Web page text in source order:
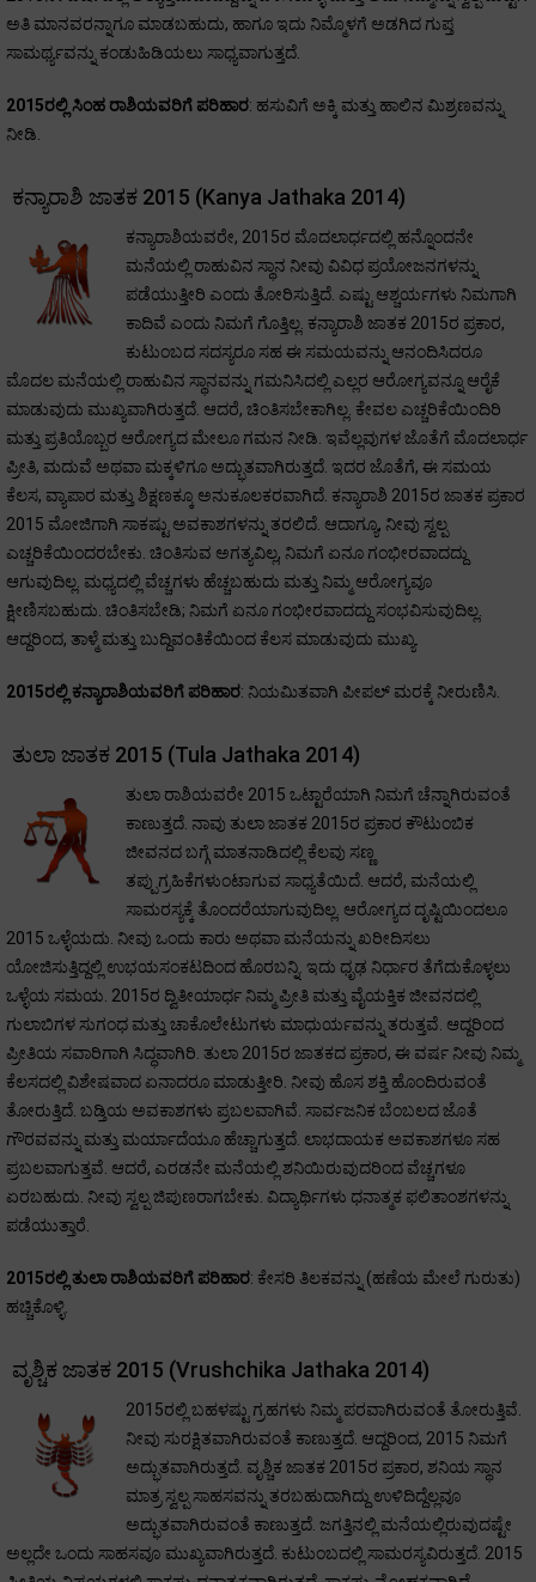
ಅತಿ ಮಾನವರನ್ನಾಗೂ ಮಾಡಬಹುದು, ಹಾಗೂ ಇದು ನಿಮ್ಮೊಳಗೆ ಅಡಗಿದ ಗುಪ್ತ
ಸಾಮರ್ಥ್ಯವನ್ನು ಕಂಡುಹಿಡಿಯಲು ಸಾಧ್ಯವಾಗುತ್ತದೆ.
2015ರಲ್ಲಿ ಸಿಂಹ ರಾಶಿಯವರಿಗೆ ಪರಿಹಾರ: ಹಸುವಿಗೆ ಅಕ್ಕಿ ಮತ್ತು ಹಾಲಿನ ಮಿಶ್ರಣವನ್ನು
ನೀಡಿ.
ಕನ್ಯಾರಾಶಿ ಜಾತಕ 2015 (Kanya Jathaka 2014)
ಕನ್ಯಾರಾಶಿಯವರೇ, 2015ರ ಮೊದಲಾರ್ಧದಲ್ಲಿ ಹನ್ನೊಂದನೇ
ಮನೆಯಲ್ಲಿ ರಾಹುವಿನ ಸ್ಥಾನ ನೀವು ವಿವಿಧ ಪ್ರಯೋಜನಗಳನ್ನು
ಪಡೆಯುತ್ತೀರಿ ಎಂದು ತೋರಿಸುತ್ತಿದೆ. ಎಷ್ಟು ಆಶ್ಚರ್ಯಗಳು ನಿಮಗಾಗಿ
ಕಾದಿವೆ ಎಂದು ನಿಮಗೆ ಗೊತ್ತಿಲ್ಲ. ಕನ್ಯಾರಾಶಿ ಜಾತಕ 2015ರ ಪ್ರಕಾರ,
ಕುಟುಂಬದ ಸದಸ್ಯರೂ ಸಹ ಈ ಸಮಯವನ್ನು ಆನಂದಿಸಿದರೂ
ಮೊದಲ ಮನೆಯಲ್ಲಿ ರಾಹುವಿನ ಸ್ಥಾನವನ್ನು ಗಮನಿಸಿದಲ್ಲಿ ಎಲ್ಲರ ಆರೋಗ್ಯವನ್ನೂ ಆರೈಕೆ
ಮಾಡುವುದು ಮುಖ್ಯವಾಗಿರುತ್ತದೆ. ಆದರೆ, ಚಿಂತಿಸಬೇಕಾಗಿಲ್ಲ. ಕೇವಲ ಎಚ್ಚರಿಕೆಯಿಂದಿರಿ
ಮತ್ತು ಪ್ರತಿಯೊಬ್ಬರ ಆರೋಗ್ಯದ ಮೇಲೂ ಗಮನ ನೀಡಿ. ಇವೆಲ್ಲವುಗಳ ಜೊತೆಗೆ ಮೊದಲಾರ್ಧ
ಪ್ರೀತಿ, ಮದುವೆ ಅಥವಾ ಮಕ್ಕಳಿಗೂ ಅದ್ಭುತವಾಗಿರುತ್ತದೆ. ಇದರ ಜೊತೆಗೆ, ಈ ಸಮಯ
ಕೆಲಸ, ವ್ಯಾಪಾರ ಮತ್ತು ಶಿಕ್ಷಣಕ್ಕೂ ಅನುಕೂಲಕರವಾಗಿದೆ. ಕನ್ಯಾರಾಶಿ 2015ರ ಜಾತಕ ಪ್ರಕಾರ
2015 ಮೋಜಿಗಾಗಿ ಸಾಕಷ್ಟು ಅವಕಾಶಗಳನ್ನು ತರಲಿದೆ. ಆದಾಗ್ಯೂ, ನೀವು ಸ್ವಲ್ಪ
ಎಚ್ಚರಿಕೆಯಿಂದರಬೇಕು. ಚಿಂತಿಸುವ ಅಗತ್ಯವಿಲ್ಲ, ನಿಮಗೆ ಏನೂ ಗಂಭೀರವಾದದ್ದು
ಆಗುವುದಿಲ್ಲ. ಮಧ್ಯದಲ್ಲಿ ವೆಚ್ಚಗಳು ಹೆಚ್ಚಬಹುದು ಮತ್ತು ನಿಮ್ಮ ಆರೋಗ್ಯವೂ
ಕ್ಷೀಣಿಸಬಹುದು. ಚಿಂತಿಸಬೇಡಿ; ನಿಮಗೆ ಏನೂ ಗಂಭೀರವಾದದ್ದು ಸಂಭವಿಸುವುದಿಲ್ಲ.
ಆದ್ದರಿಂದ, ತಾಳ್ಮೆ ಮತ್ತು ಬುದ್ದಿವಂತಿಕೆಯಿಂದ ಕೆಲಸ ಮಾಡುವುದು ಮುಖ್ಯ.
2015ರಲ್ಲಿ ಕನ್ಯಾರಾಶಿಯವರಿಗೆ ಪರಿಹಾರ: ನಿಯಮಿತವಾಗಿ ಪೀಪಲ್ ಮರಕ್ಕೆ ನೀರುಣಿಸಿ.
ತುಲಾ ಜಾತಕ 2015 (Tula Jathaka 2014)
ತುಲಾ ರಾಶಿಯವರೇ 2015 ಒಟ್ಟಾರೆಯಾಗಿ ನಿಮಗೆ ಚೆನ್ನಾಗಿರುವಂತೆ
ಕಾಣುತ್ತದೆ. ನಾವು ತುಲಾ ಜಾತಕ 2015ರ ಪ್ರಕಾರ ಕೌಟುಂಬಿಕ
ಜೀವನದ ಬಗ್ಗೆ ಮಾತನಾಡಿದಲ್ಲಿ ಕೆಲವು ಸಣ್ಣ
ತಪ್ಪುಗ್ರಹಿಕೆಗಳುಂಟಾಗುವ ಸಾಧ್ಯತೆಯಿದೆ. ಆದರೆ, ಮನೆಯಲ್ಲಿ
ಸಾಮರಸ್ಯಕ್ಕೆ ತೊಂದರೆಯಾಗುವುದಿಲ್ಲ. ಆರೋಗ್ಯದ ದೃಷ್ಟಿಯಿಂದಲೂ
2015 ಒಳ್ಳೆಯದು. ನೀವು ಒಂದು ಕಾರು ಅಥವಾ ಮನೆಯನ್ನು ಖರೀದಿಸಲು
ಯೋಜಿಸುತ್ತಿದ್ದಲ್ಲಿ ಉಭಯಸಂಕಟದಿಂದ ಹೊರಬನ್ನಿ. ಇದು ಧೃಢ ನಿರ್ಧಾರ ತೆಗೆದುಕೊಳ್ಳಲು
ಒಳ್ಳೆಯ ಸಮಯ. 2015ರ ದ್ವಿತೀಯಾರ್ಧ ನಿಮ್ಮ ಪ್ರೀತಿ ಮತ್ತು ವೈಯಕ್ತಿಕ ಜೀವನದಲ್ಲಿ
ಗುಲಾಬಿಗಳ ಸುಗಂಧ ಮತ್ತು ಚಾಕೊಲೇಟುಗಳು ಮಾಧುರ್ಯವನ್ನು ತರುತ್ತವೆ. ಆದ್ದರಿಂದ
ಪ್ರೀತಿಯ ಸವಾರಿಗಾಗಿ ಸಿದ್ಧವಾಗಿರಿ. ತುಲಾ 2015ರ ಜಾತಕದ ಪ್ರಕಾರ, ಈ ವರ್ಷ ನೀವು ನಿಮ್ಮ
ಕೆಲಸದಲ್ಲಿ ವಿಶೇಷವಾದ ಏನಾದರೂ ಮಾಡುತ್ತೀರಿ. ನೀವು ಹೊಸ ಶಕ್ತಿ ಹೊಂದಿರುವಂತೆ
ತೋರುತ್ತಿದೆ. ಬಡ್ತಿಯ ಅವಕಾಶಗಳು ಪ್ರಬಲವಾಗಿವೆ. ಸಾರ್ವಜನಿಕ ಬೆಂಬಲದ ಜೊತೆ
ಗೌರವವನ್ನು ಮತ್ತು ಮರ್ಯಾದೆಯೂ ಹೆಚ್ಚಾಗುತ್ತದೆ. ಲಾಭದಾಯಕ ಅವಕಾಶಗಳೂ ಸಹ
ಪ್ರಬಲವಾಗುತ್ತವೆ. ಆದರೆ, ಎರಡನೇ ಮನೆಯಲ್ಲಿ ಶನಿಯಿರುವುದರಿಂದ ವೆಚ್ಚಗಳೂ
ಏರಬಹುದು. ನೀವು ಸ್ವಲ್ಪ ಜಿಪುಣರಾಗಬೇಕು. ವಿದ್ಯಾರ್ಥಿಗಳು ಧನಾತ್ಮಕ ಫಲಿತಾಂಶಗಳನ್ನು
ಪಡೆಯುತ್ತಾರೆ.
2015ರಲ್ಲಿ ತುಲಾ ರಾಶಿಯವರಿಗೆ ಪರಿಹಾರ: ಕೇಸರಿ ತಿಲಕವನ್ನು (ಹಣೆಯ ಮೇಲೆ ಗುರುತು)
ಹಚ್ಚಿಕೊಳ್ಳಿ.
ವೃಶ್ಚಿಕ ಜಾತಕ 2015 (Vrushchika Jathaka 2014)
2015ರಲ್ಲಿ ಬಹಳಷ್ಟು ಗ್ರಹಗಳು ನಿಮ್ಮ ಪರವಾಗಿರುವಂತೆ ತೋರುತ್ತಿವೆ.
ನೀವು ಸುರಕ್ಷಿತವಾಗಿರುವಂತೆ ಕಾಣುತ್ತದೆ. ಆದ್ದರಿಂದ, 2015 ನಿಮಗೆ
ಅದ್ಭುತವಾಗಿರುತ್ತದೆ. ವೃಶ್ಚಿಕ ಜಾತಕ 2015ರ ಪ್ರಕಾರ, ಶನಿಯ ಸ್ಥಾನ
ಮಾತ್ರ ಸ್ವಲ್ಪ ಸಾಹಸವನ್ನು ತರಬಹುದಾಗಿದ್ದು ಉಳಿದಿದ್ದೆಲ್ಲವೂ
ಅದ್ಭುತವಾಗಿರುವಂತೆ ಕಾಣುತ್ತದೆ. ಜಗತ್ತಿನಲ್ಲಿ ಮನೆಯಲ್ಲಿರುವುದಷ್ಟೇ
ಅಲ್ಲದೇ ಒಂದು ಸಾಹಸವೂ ಮುಖ್ಯವಾಗಿರುತ್ತದೆ. ಕುಟುಂಬದಲ್ಲಿ ಸಾಮರಸ್ಯವಿರುತ್ತದೆ. 2015